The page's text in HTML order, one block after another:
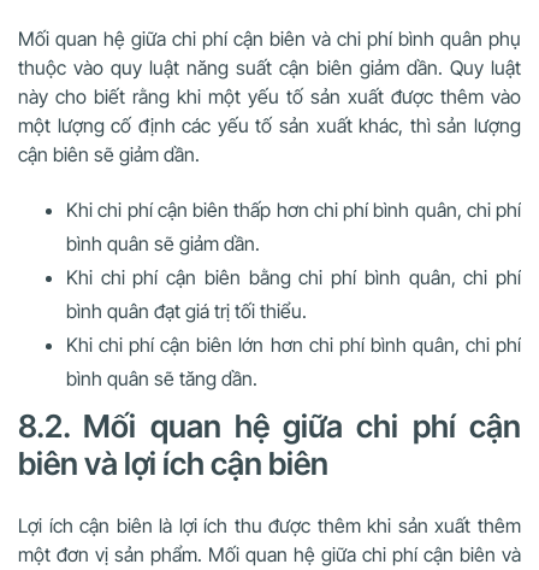
Mối quan hệ giữa chi phí cận biên và chi phí bình quân phụ
thuộc vào quy luật năng suất cận biên giảm dần. Quy luật
này cho biết rằng khi một yếu tố sản xuất được thêm vào
một lượng cố định các yếu tố sản xuất khác, thì sản lượng
cận biên sẽ giảm dần.
Khi chi phí cận biên thấp hơn chi phí bình quân, chi phí
bình quân sẽ giảm dần.
Khi chi phí cận biên bằng chi phí bình quân, chi phí
bình quân đạt giá trị tối thiểu.
Khi chi phí cận biên lớn hơn chi phí bình quân, chi phí
bình quân sẽ tăng dần.
8.2. Mối quan hệ giữa chi phí cận
biên và lợi ích cận biên
Lợi ích cận biên là lợi ích thu được thêm khi sản xuất thêm
một đơn vị sản phẩm. Mối quan hệ giữa chi phí cận biên và